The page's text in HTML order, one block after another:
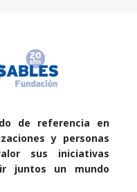
de referencia en
y personas
sus iniciativas
juntos un mundo